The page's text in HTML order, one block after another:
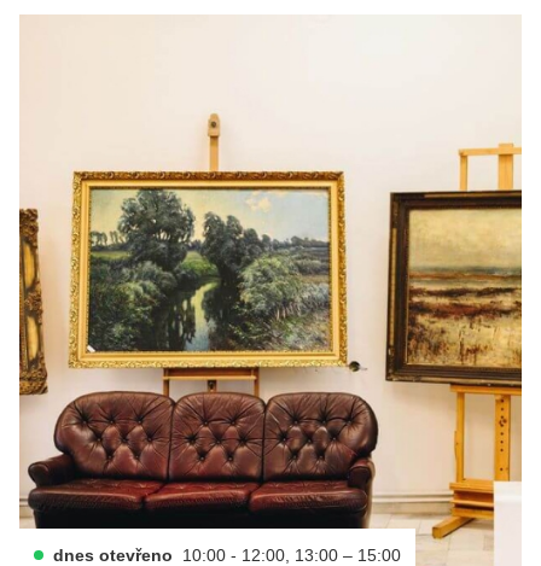
dnes otevřeno 10:00 - 12:00, 13:00 – 15:00